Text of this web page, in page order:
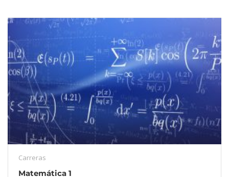
Carreras
Matemática 1